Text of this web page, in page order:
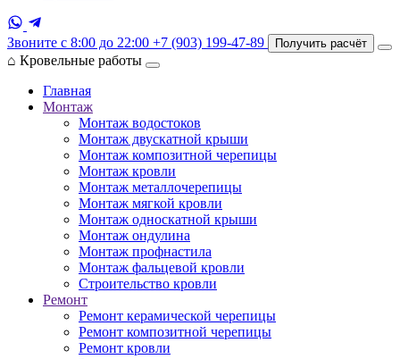
Звоните с 8:00 до 22:00 +7 (903) 199-47-89 Получить расчёт
⌂ Кровельные работы
Главная
Монтаж
Монтаж водостоков
Монтаж двускатной крыши
Монтаж композитной черепицы
Монтаж кровли
Монтаж металлочерепицы
Монтаж мягкой кровли
Монтаж односкатной крыши
Монтаж ондулина
Монтаж профнастила
Монтаж фальцевой кровли
Строительство кровли
Ремонт
Ремонт керамической черепицы
Ремонт композитной черепицы
Ремонт кровли